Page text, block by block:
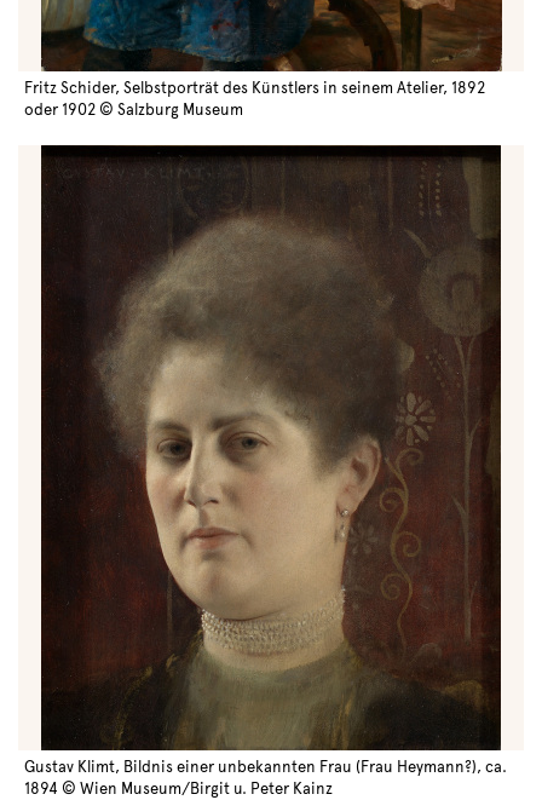
Fritz Schider, Selbstporträt des Künstlers in seinem Atelier, 1892
oder 1902 © Salzburg Museum
Gustav Klimt, Bildnis einer unbekannten Frau (Frau Heymann?), ca.
1894 © Wien Museum/Birgit u. Peter Kainz